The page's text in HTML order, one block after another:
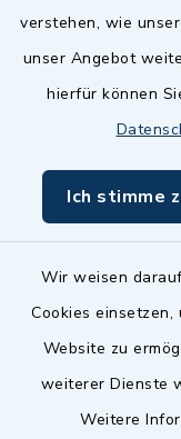
verstehen, wie
unser Angebot
hierfür können
Ich stimme
Wir weisen
Cookies
Website zu
weiterer Dienste
Weitere
Zenngrund
inixmedia